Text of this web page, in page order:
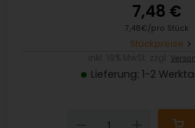
7,48 €
7,48€/pro Stück
Stückpreise
Lieferung: 1-2